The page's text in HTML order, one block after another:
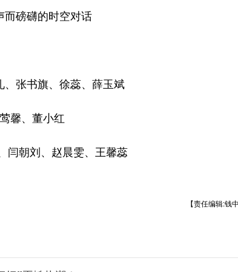
磅礴的时空对话
张书旗、徐蕊、薛玉斌
、董小红
朝刘、赵晨雯、王馨蕊
【责任编辑:钱